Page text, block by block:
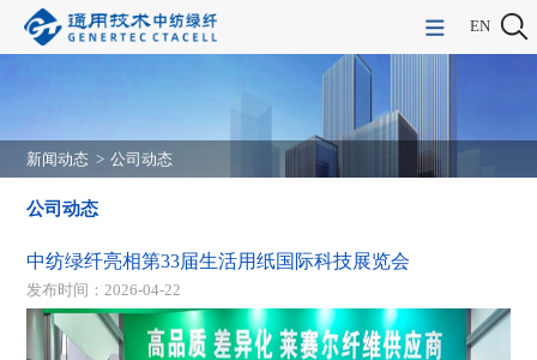
EN
新闻动态 > 公司动态
公司动态
中纺绿纤亮相第33届生活用纸国际科技展览会
发布时间：2026-04-22